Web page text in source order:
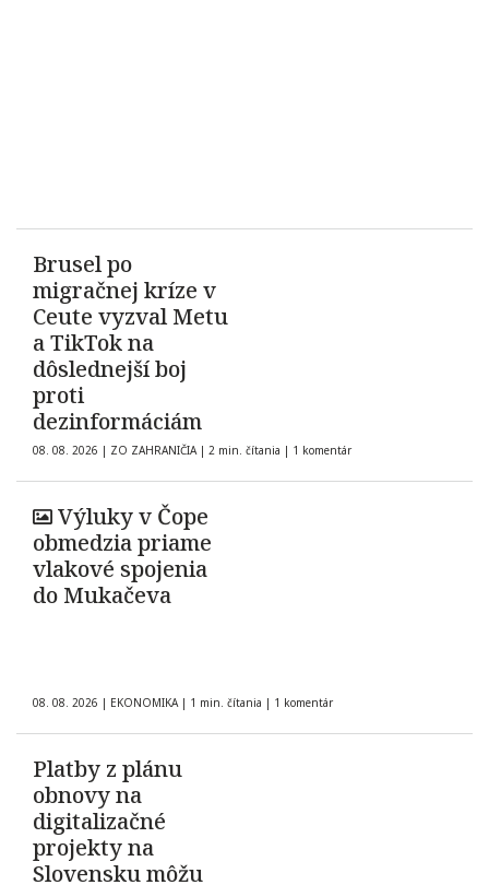
Brusel po
migračnej kríze v
Ceute vyzval Metu
a TikTok na
dôslednejší boj
proti
dezinformáciám
08. 08. 2026 | ZO ZAHRANIČIA | 2 min. čítania | 1 komentár
Výluky v Čope
obmedzia priame
vlakové spojenia
do Mukačeva
08. 08. 2026 | EKONOMIKA | 1 min. čítania | 1 komentár
Platby z plánu
obnovy na
digitalizačné
projekty na
Slovensku môžu